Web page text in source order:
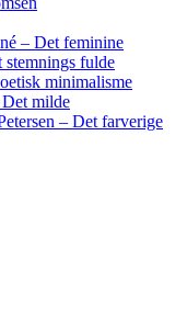
– Det feminine
fulde
minimalisme
milde
– Det farverige